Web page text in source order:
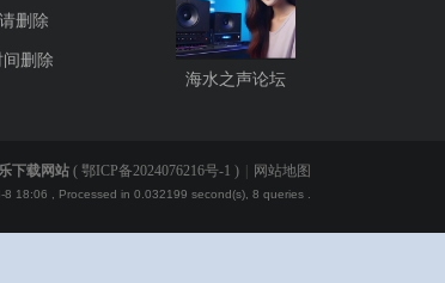
删除
删除
海水之声论坛
下载网站 ( 鄂ICP备2024076216号-1 ) 网站地图
8 18:06 , Processed in 0.032199 second(s), 8 queries .